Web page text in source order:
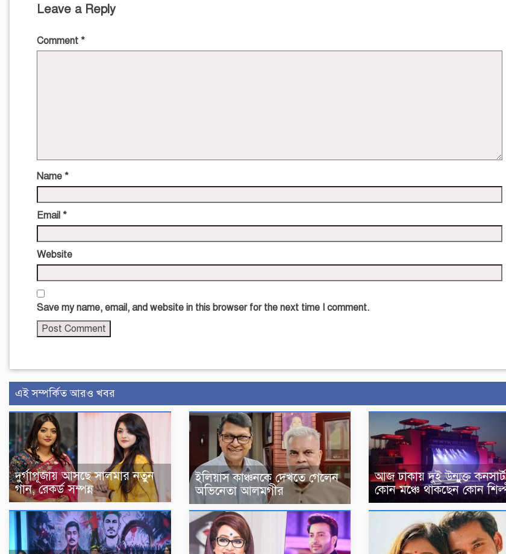
Leave a Reply
Comment *
Name *
Email *
Website
Save my name, email, and website in this browser for the next time I comment.
এই সম্পর্কিত আরও খবর
দুর্গাপূজায় আসছে সালমার নতুন
গান, রেকর্ড সম্পন্ন
ইলিয়াস কাঞ্চনকে দেখতে গেলেন
অভিনেতা আলমগীর
আজ ঢাকায় দুই উন্মুক্ত
কোন মঞ্চে থাকছেন কোন